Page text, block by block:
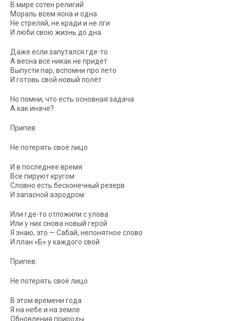
В мире сотен религий
Мораль всем ясна и одна
Не стреляй, не кради и не лги
И люби свою жизнь до дна
Даже если запутался где-то
А весна всё никак не придёт
Выпусти пар, вспомни про лето
И готовь свой новый полёт
Но помни, что есть основная задача
А как иначе?
Припев:
Не потерять своё лицо
И в последнее время
Все пируют кругом
Словно есть бесконечный резерв
И запасной аэродром
Или где-то отложили с улова
Или у них снова новый герой
Я знаю, это — Сабай, непонятное слово
И план «Б» у каждого свой
Припев:
Не потерять своё лицо
В этом времени года
Я на небе и на земле
Обновления природы